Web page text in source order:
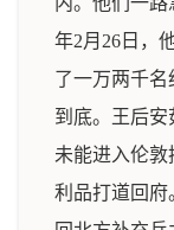
年2月26日，
了一万两千
到底。王后
未能进入伦
利品打道回府